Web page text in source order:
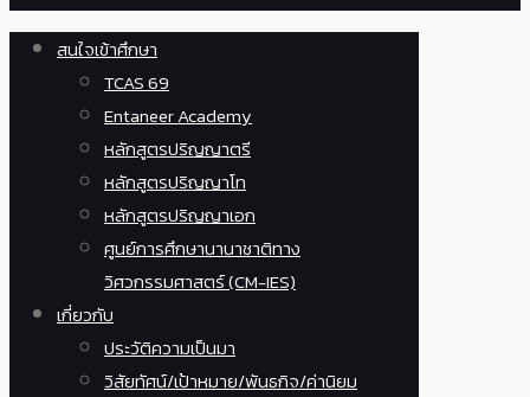
สนใจเข้าศึกษา
TCAS 69
Entaneer Academy
หลักสูตรปริญญาตรี
หลักสูตรปริญญาโท
หลักสูตรปริญญาเอก
ศูนย์การศึกษานานาชาติทาง
วิศวกรรมศาสตร์ (CM-IES)
เกี่ยวกับ
ประวัติความเป็นมา
วิสัยทัศน์/เป้าหมาย/พันธกิจ/ค่านิยม